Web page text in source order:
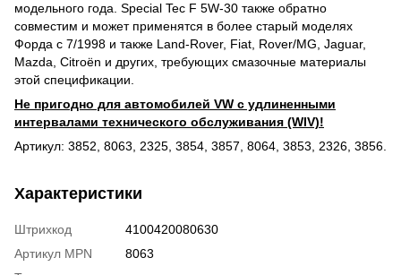
модельного года. Special Tec F 5W-30 также обратно
совместим и может применятся в более старый моделях
Форда с 7/1998 и также Land-Rover, Fiat, Rover/MG, Jaguar,
Mazda, Citroën и других, требующих смазочные материалы
этой спецификации.
Не пригодно для автомобилей VW с удлиненными
интервалами технического обслуживания (WIV)!
Артикул: 3852, 8063, 2325, 3854, 3857, 8064, 3853, 2326, 3856.
Характеристики
Штрихкод
4100420080630
Артикул MPN
8063